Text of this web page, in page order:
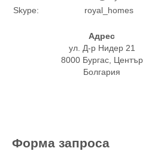
Skype:
royal_homes
Адрес
ул. Д-р Нидер 21
8000 Бургас, Център
Болгария
Форма запроса